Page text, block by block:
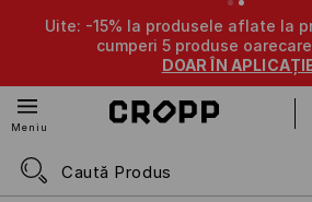
Uite: -15% la produsele aflate la
cumperi 5 produse oarecare
DOAR ÎN
Meniu